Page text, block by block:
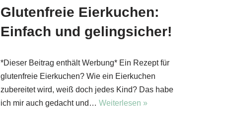
Glutenfreie Eierkuchen:
Einfach und gelingsicher!
*Dieser Beitrag enthält Werbung* Ein Rezept für
glutenfreie Eierkuchen? Wie ein Eierkuchen
zubereitet wird, weiß doch jedes Kind? Das habe
ich mir auch gedacht und… Weiterlesen »